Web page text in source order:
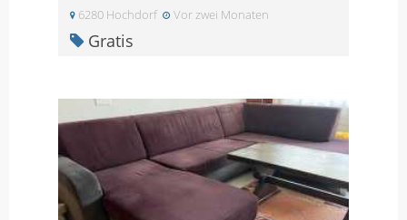
6280 Hochdorf Vor zwei Monaten
Gratis